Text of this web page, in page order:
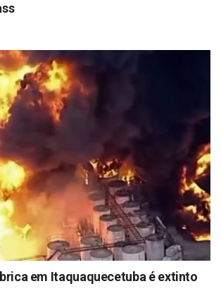
em Itaquaquecetuba é extinto